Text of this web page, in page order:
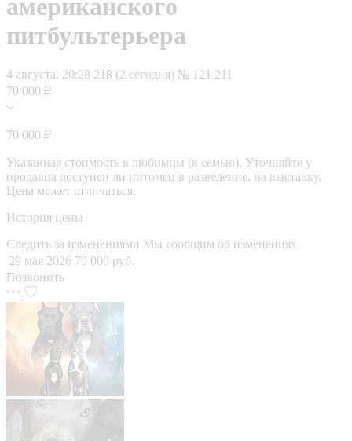
американского
питбультерьера
4 августа, 20:28 218 (2 сегодня) № 121 211
70 000 ₽
70 000 ₽
Указанная стоимость в любимцы (в семью). Уточняйте у
продавца доступен ли питомец в разведение, на выставку.
Цена может отличаться.
История цены
Следить за изменениями Мы сообщим об изменениях
29 мая 2026 70 000 руб.
Позвонить